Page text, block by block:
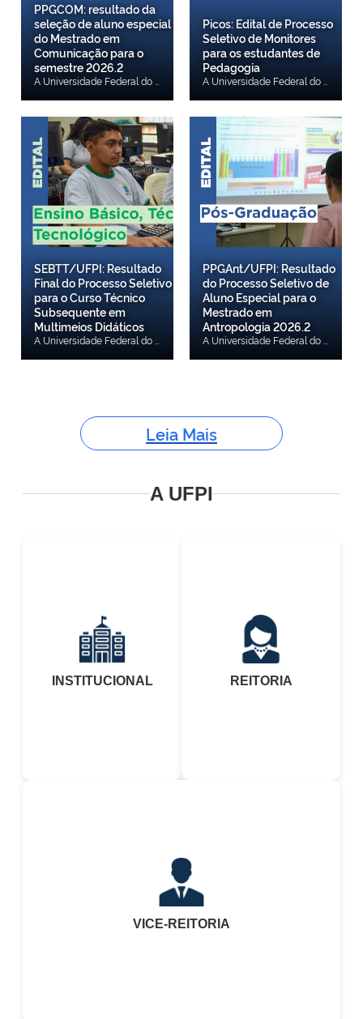
PPGCOM: resultado da
seleção de aluno especial
do Mestrado em
Comunicação para o
semestre 2026.2
Picos: Edital de Processo
Seletivo de Monitores
para os estudantes de
Pedagogia
SEBTT/UFPI: Resultado
Final do Processo Seletivo
para o Curso Técnico
Subsequente em
Multimeios Didáticos
PPGAnt/UFPI: Resultado
do Processo Seletivo de
Aluno Especial para o
Mestrado em
Antropologia 2026.2
Leia Mais
A UFPI
INSTITUCIONAL REITORIA
VICE-REITORIA